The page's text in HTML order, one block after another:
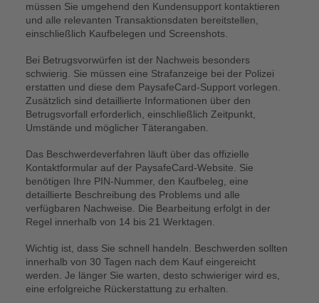
müssen Sie umgehend den Kundensupport kontaktieren
und alle relevanten Transaktionsdaten bereitstellen,
einschließlich Kaufbelegen und Screenshots.
Bei Betrugsvorwürfen ist der Nachweis besonders
schwierig. Sie müssen eine Strafanzeige bei der Polizei
erstatten und diese dem PaysafeCard-Support vorlegen.
Zusätzlich sind detaillierte Informationen über den
Betrugsvorfall erforderlich, einschließlich Zeitpunkt,
Umstände und möglicher Täterangaben.
Das Beschwerdeverfahren läuft über das offizielle
Kontaktformular auf der PaysafeCard-Website. Sie
benötigen Ihre PIN-Nummer, den Kaufbeleg, eine
detaillierte Beschreibung des Problems und alle
verfügbaren Nachweise. Die Bearbeitung erfolgt in der
Regel innerhalb von 14 bis 21 Werktagen.
Wichtig ist, dass Sie schnell handeln. Beschwerden sollten
innerhalb von 30 Tagen nach dem Kauf eingereicht
werden. Je länger Sie warten, desto schwieriger wird es,
eine erfolgreiche Rückerstattung zu erhalten.